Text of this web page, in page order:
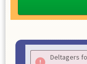
Deltagers